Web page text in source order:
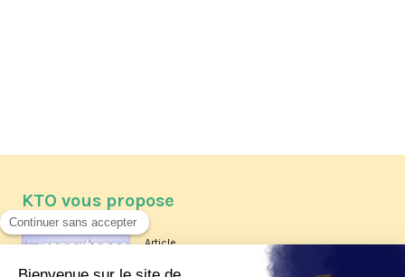
KTO vous propose
Article
Les reportages d'été 2026 de KTO